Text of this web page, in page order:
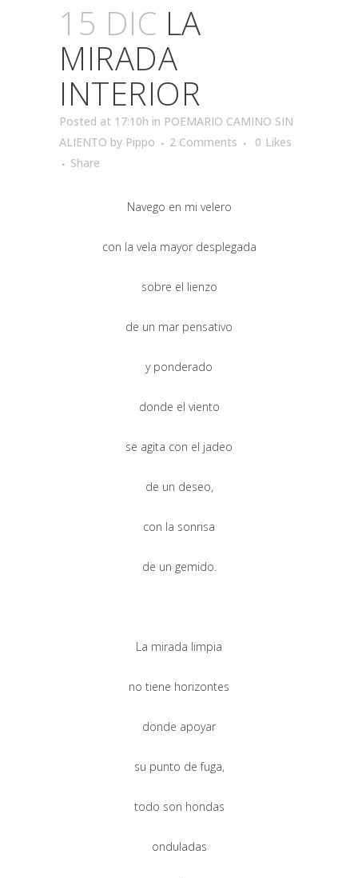
15 DIC LA
MIRADA
INTERIOR
Posted at 17:10h in POEMARIO CAMINO SIN
ALIENTO by Pippo 2 Comments 0 Likes
Share
Navego en mi velero
con la vela mayor desplegada
sobre el lienzo
de un mar pensativo
y ponderado
donde el viento
se agita con el jadeo
de un deseo,
con la sonrisa
de un gemido.
La mirada limpia
no tiene horizontes
donde apoyar
su punto de fuga,
todo son hondas
onduladas